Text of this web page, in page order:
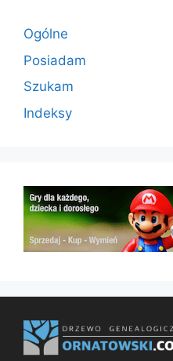
Ogólne
Posiadam
Szukam
Indeksy